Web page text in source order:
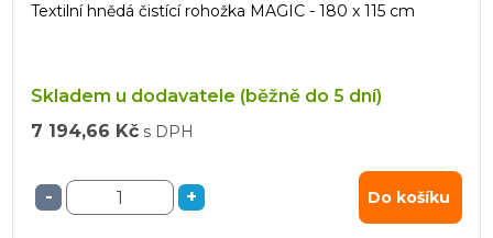
Textilní hnědá čistící rohožka MAGIC - 180 x 115 cm
Skladem u dodavatele (běžně do 5 dní)
7 194,66 Kč s DPH
- + Do košíku